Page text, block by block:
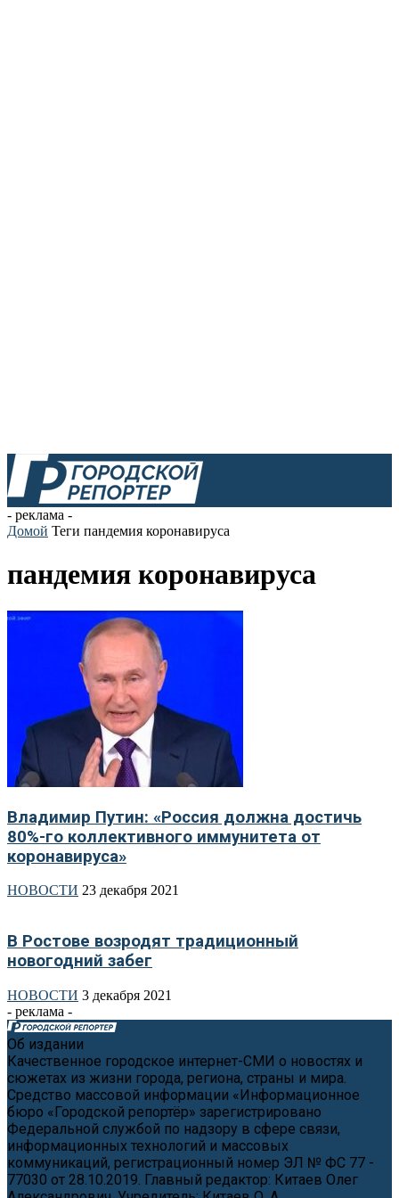
- реклама -
Домой Теги пандемия коронавируса
пандемия коронавируса
Владимир Путин: «Россия должна достичь
80%-го коллективного иммунитета от
коронавируса»
НОВОСТИ 23 декабря 2021
В Ростове возродят традиционный
новогодний забег
НОВОСТИ 3 декабря 2021
- реклама -
Об издании
Качественное городское интернет-СМИ о новостях и
сюжетах из жизни города, региона, страны и мира.
Средство массовой информации «Информационное
бюро «Городской репортёр» зарегистрировано
Федеральной службой по надзору в сфере связи,
информационных технологий и массовых
коммуникаций, регистрационный номер ЭЛ № ФС 77 -
77030 от 28.10.2019. Главный редактор: Китаев Олег